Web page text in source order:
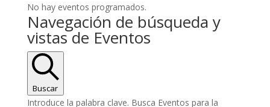
No hay eventos programados.
Navegación de búsqueda y
vistas de Eventos
Buscar
Introduce la palabra clave. Busca Eventos para la